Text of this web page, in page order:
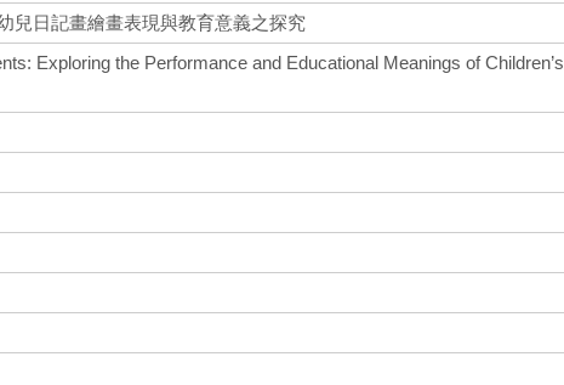
兒日記畫繪畫表現與教育意義之探究
Exploring the Performance and Educational Meanings of Children’s